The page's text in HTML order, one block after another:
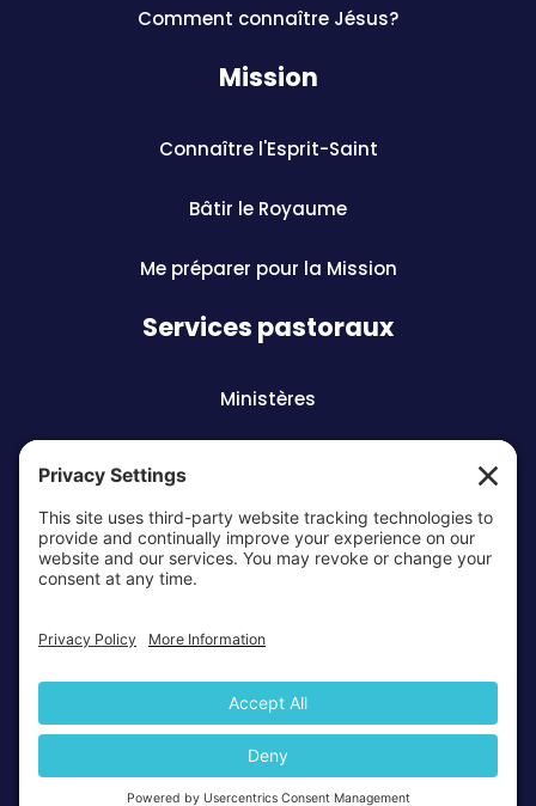
Comment connaître Jésus?
Mission
Connaître l'Esprit-Saint
Bâtir le Royaume
Me préparer pour la Mission
Services pastoraux
Ministères
Vocations
ARCHIDIOCÈSE OTTAWA-CORNWALL © TOUS
DROITS RÉSERVÉS 2026